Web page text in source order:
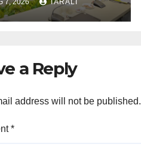
a Reply
address will not be published.
*